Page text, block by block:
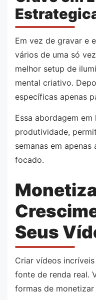
Em vez de gravar e
vários de uma só
melhor setup de
mental criativo.
específicas apenas
Essa abordagem
produtividade,
semanas em
focado.
Seus
Criar vídeos
fonte de renda real.
formas de monetizar